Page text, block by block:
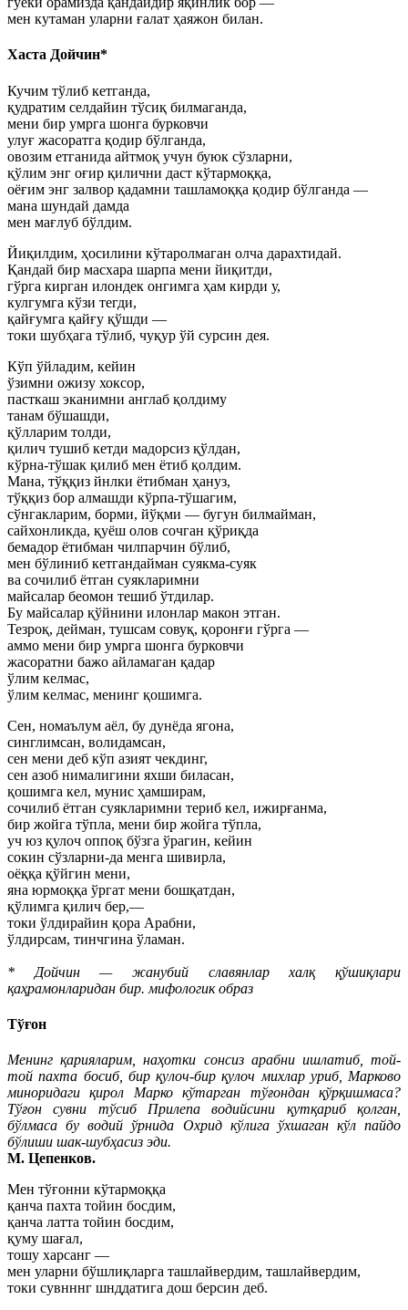
мен кутаман уларни ғалат ҳаяжон билан.
Хаста Дойчин*
Кучим тўлиб кетганда,
қудратим селдайин тўсиқ билмаганда,
мени бир умрга шонга бурковчи
улуғ жасоратга қодир бўлганда,
овозим етганида айтмоқ учун буюк сўзларни,
қўлим энг оғир қилични даст кўтармоққа,
оёғим энг залвор қадамни ташламоққа қодир бўлганда —
мана шундай дамда
мен мағлуб бўлдим.
Йиқилдим, ҳосилини кўтаролмаган олча дарахтидай.
Қандай бир масхара шарпа мени йиқитди,
гўрга кирган илондек онгимга ҳам кирди у,
кулгумга кўзи тегди,
қайғумга қайғу қўшди —
токи шубҳага тўлиб, чуқур ўй сурсин дея.
Кўп ўйладим, кейин
ўзимни ожизу хоксор,
пасткаш эканимни англаб қолдиму
танам бўшашди,
қўлларим толди,
қилич тушиб кетди мадорсиз қўлдан,
кўрна-тўшак қилиб мен ётиб қолдим.
Мана, тўққиз йнлки ётибман ҳануз,
тўққиз бор алмашди кўрпа-тўшагим,
сўнгакларим, борми, йўқми — бугун билмайман,
сайхонликда, қуёш олов сочган қўриқда
бемадор ётибман чилпарчин бўлиб,
мен бўлиниб кетгандайман суякма-суяк
ва сочилиб ётган суякларимни
майсалар беомон тешиб ўтдилар.
Бу майсалар қўйнини илонлар макон этган.
Тезроқ, дейман, тушсам совуқ, қоронғи гўрга —
аммо мени бир умрга шонга бурковчи
жасоратни бажо айламаган қадар
ўлим келмас,
ўлим келмас, менинг қошимга.
Сен, номаълум аёл, бу дунёда ягона,
синглимсан, волидамсан,
сен мени деб кўп азият чекдинг,
сен азоб нималигини яхши биласан,
қошимга кел, мунис ҳамширам,
сочилиб ётган суякларимни териб кел, ижирғанма,
бир жойга тўпла, мени бир жойга тўпла,
уч юз қулоч оппоқ бўзга ўрагин, кейин
сокин сўзларни-да менга шивирла,
оёққа қўйгин мени,
яна юрмоққа ўргат мени бошқатдан,
қўлимга қилич бер,—
токи ўлдирайин қора Арабни,
ўлдирсам, тинчгина ўламан.
* Дойчин — жанубий славянлар халқ қўшиқлари
қаҳрамонларидан бир. мифологик образ
Тўғон
Менинг қарияларим, наҳотки сонсиз арабни ишлатиб, той-
той пахта босиб, бир қулоч-бир қулоч михлар уриб, Марково
миноридаги қирол Марко кўтарган тўғондан қўрқишмаса?
Тўғон сувни тўсиб Прилепа водийсини қутқариб қолган,
бўлмаса бу водий ўрнида Охрид кўлига ўхшаган кўл пайдо
бўлиши шак-шубҳасиз эди.
М. Цепенков.
Мен тўғонни кўтармоққа
қанча пахта тойин босдим,
қанча латта тойин босдим,
қуму шағал,
тошу харсанг —
мен уларни бўшлиқларга ташлайвердим, ташлайвердим,
токи сувнннг шнддатига дош берсин деб.